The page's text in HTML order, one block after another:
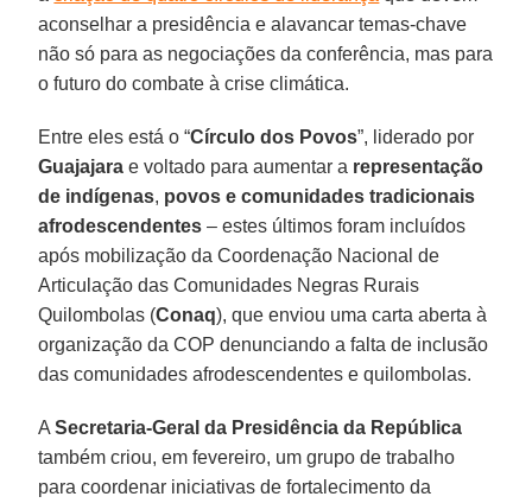
aconselhar a presidência e alavancar temas-chave
não só para as negociações da conferência, mas para
o futuro do combate à crise climática.
Entre eles está o “Círculo dos Povos”, liderado por
Guajajara e voltado para aumentar a representação
de indígenas, povos e comunidades tradicionais
afrodescendentes – estes últimos foram incluídos
após mobilização da Coordenação Nacional de
Articulação das Comunidades Negras Rurais
Quilombolas (Conaq), que enviou uma carta aberta à
organização da COP denunciando a falta de inclusão
das comunidades afrodescendentes e quilombolas.
ASecretaria-Geral da Presidência da República
também criou, em fevereiro, um grupo de trabalho
para coordenar iniciativas de fortalecimento da